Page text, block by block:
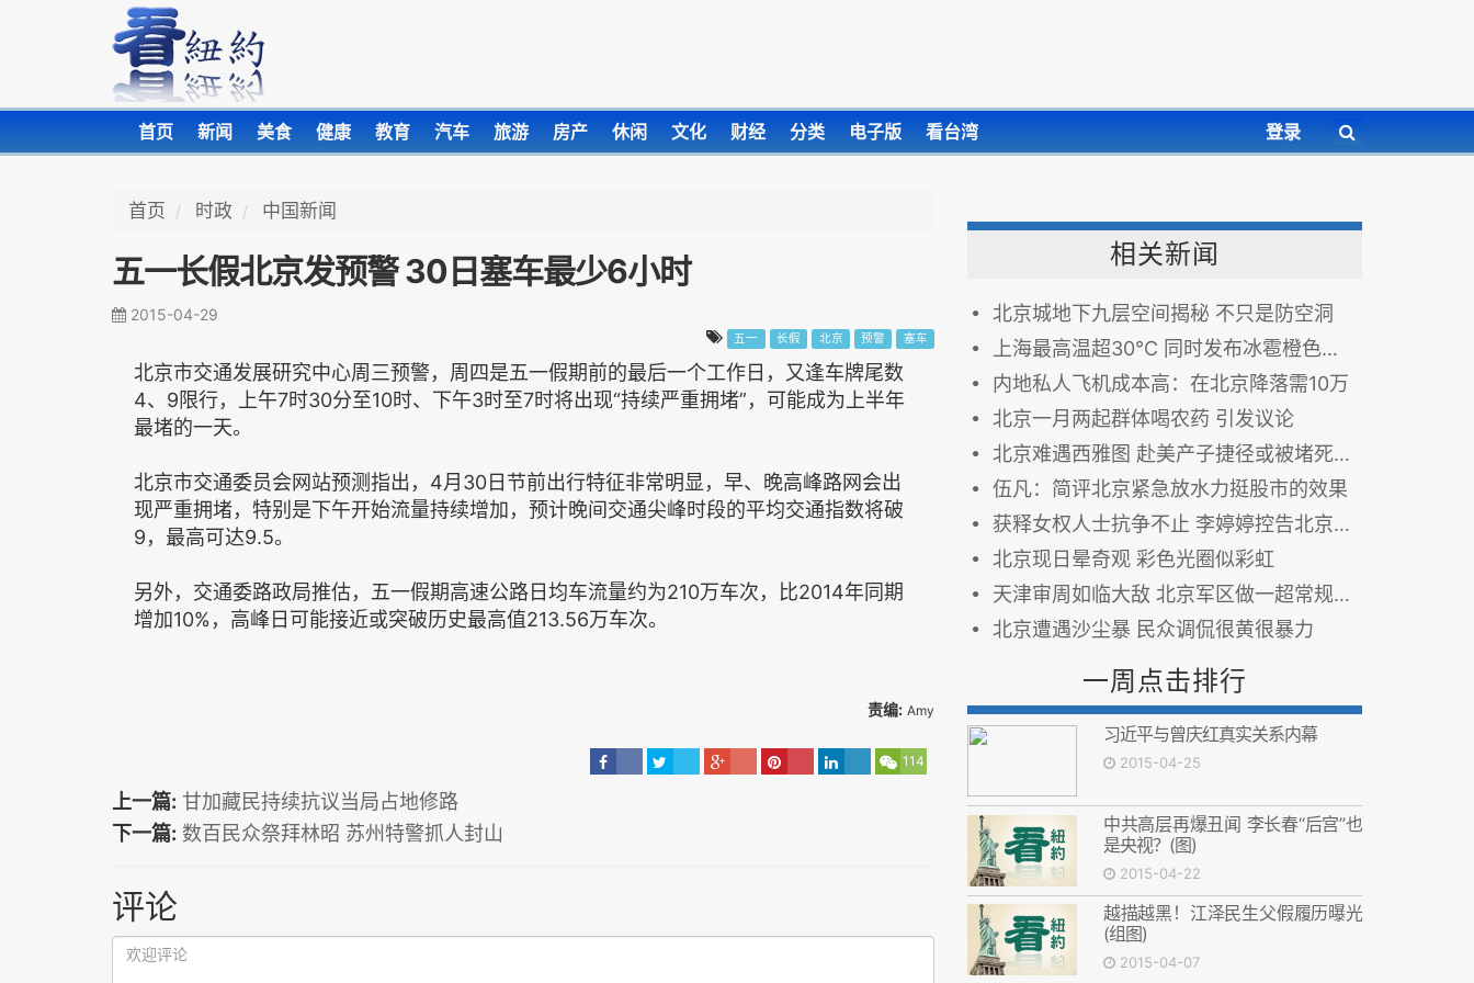
首页 新闻 美食 健康 教育 汽车 旅游 房产 休闲 文化 财经 分类 电子版 看台湾 登录
首页 时政 中国新闻
五一长假北京发预警 30日塞车最少6小时
2015-04-29
五一 长假 北京 预警 塞车
北京市交通发展研究中心周三预警，周四是五一假期前的最后一个工作日，又逢车牌尾数
4、9限行，上午7时30分至10时、下午3时至7时将出现“持续严重拥堵”，可能成为上半年
最堵的一天。
北京市交通委员会网站预测指出，4月30日节前出行特征非常明显，早、晚高峰路网会出
现严重拥堵，特别是下午开始流量持续增加，预计晚间交通尖峰时段的平均交通指数将破
9，最高可达9.5。
另外，交通委路政局推估，五一假期高速公路日均车流量约为210万车次，比2014年同期
增加10%，高峰日可能接近或突破历史最高值213.56万车次。
责编: Amy
114
上一篇: 甘加藏民持续抗议当局占地修路
下一篇: 数百民众祭拜林昭 苏州特警抓人封山
评论
相关新闻
北京城地下九层空间揭秘 不只是防空洞
上海最高温超30℃ 同时发布冰雹橙色预警
内地私人飞机成本高：在北京降落需10万
北京一月两起群体喝农药 引发议论
北京难遇西雅图 赴美产子捷径或被堵死(图)
伍凡：简评北京紧急放水力挺股市的效果
获释女权人士抗争不止 李婷婷控告北京海淀公安局
北京现日晕奇观 彩色光圈似彩虹
天津审周如临大敌 北京军区做一超常规部署
北京遭遇沙尘暴 民众调侃很黄很暴力
一周点击排行
习近平与曾庆红真实关系内幕
2015-04-25
中共高层再爆丑闻 李长春“后宫”也
是央视？(图)
2015-04-22
越描越黑！江泽民生父假履历曝光
(组图)
2015-04-07